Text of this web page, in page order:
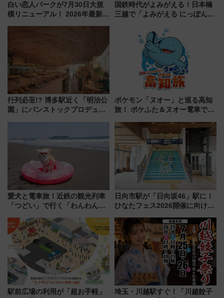
白い恋人パークが7月30日大規
模リニューアル！ 2026年最新の
国鉄時代がよみがえる！日本橋
三越で「よみがえる にっぽんの
敬の名作写真も、駅弁フェスも
同時開催！
行列必至!? 博多駅近く「明治公
園」にパンストックプロデュー
ポケモン「ヌオー」と巡る高知
旅！ ポケふた＆ヌオー電車で楽
路の絶景と絶品グルメを満喫！
（7月18日スタート）
愛犬と電車旅！近鉄の観光列車
「つどい」で行く「わんわん列
める日帰りツアー
日向市駅が「日向坂46」駅に！
ひなたフェス2026開催に向けJR
全力応援 夜行列車「ドリーム
おひさま号」も走る
駅前広場の利用が「超お手軽」
埼玉・川越駅すぐ！「川越餃子